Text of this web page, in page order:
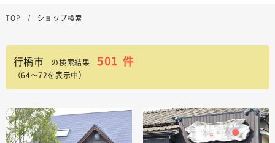
TOP ショップ検索
行橋市 の検索結果 501 件
（64～72を表示中）